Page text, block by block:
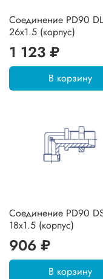
Соединение PD90
26х1.5 (корпус)
1 123 ₽
В корзину
Соединение PD90
18х1.5 (корпус)
906 ₽
В корзину